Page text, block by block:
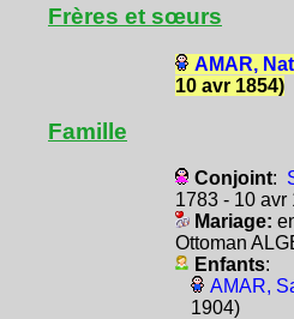
Frères et sœurs
AMAR,
10 avr 1854)
Famille
Conjoint:
1783 - 10 avr
Mariage:
Ottoman
Enfants:
AMAR,
1904)